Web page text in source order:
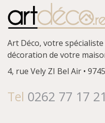
Art Déco, votre
décoration de votre
4, rue Vely ZI Bel Air •
Tel 0262 77 17 21